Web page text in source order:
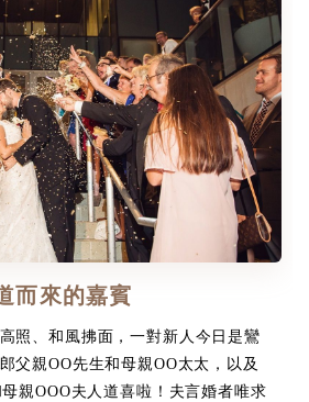
而來的嘉賓
照、和風拂面，一對新人今日是鸞
父親OO先生和母親OO太太，以及
親OOO夫人道喜啦！夫言婚者唯求